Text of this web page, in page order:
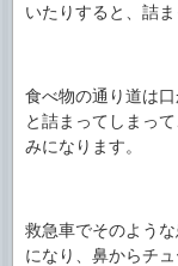
いたりすると、詰ま
食べ物の通り道は
と詰まってしまっ
みになります。
救急車でそのよう
になり、鼻からチ